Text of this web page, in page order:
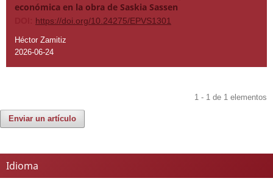
económica en la obra de Saskia Sassen
https://doi.org/10.24275/EPVS1301
Héctor Zamitiz
2026-06-24
1 - 1 de 1 elementos
Enviar un artículo
Idioma